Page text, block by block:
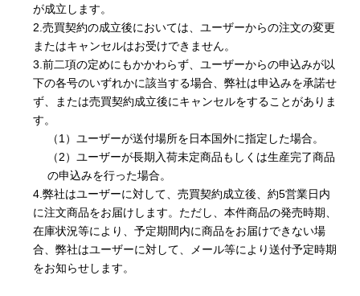
が成立します。
2.売買契約の成立後においては、ユーザーからの注文の変更
またはキャンセルはお受けできません。
3.前二項の定めにもかかわらず、ユーザーからの申込みが以
下の各号のいずれかに該当する場合、弊社は申込みを承諾せ
ず、または売買契約成立後にキャンセルをすることがありま
す。
（1）ユーザーが送付場所を日本国外に指定した場合。
（2）ユーザーが長期入荷未定商品もしくは生産完了商品
の申込みを行った場合。
4.弊社はユーザーに対して、売買契約成立後、約5営業日内
に注文商品をお届けします。ただし、本件商品の発売時期、
在庫状況等により、予定期間内に商品をお届けできない場
合、弊社はユーザーに対して、メール等により送付予定時期
をお知らせします。